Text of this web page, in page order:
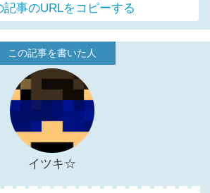
記事のURLをコピーする
イツキ☆